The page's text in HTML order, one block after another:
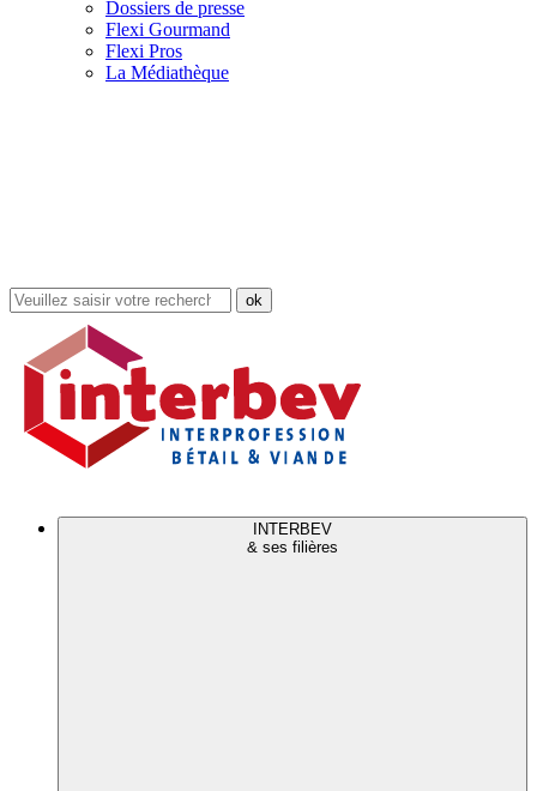
Dossiers de presse
Flexi Gourmand
Flexi Pros
La Médiathèque
Rechercher
dans
site
INTERBEV
& ses filières